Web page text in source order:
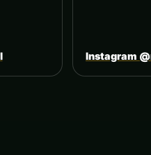
Instagram